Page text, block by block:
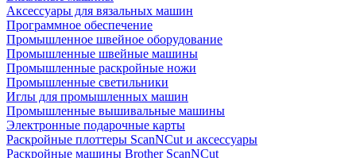
Аксессуары для вязальных машин
Программное обеспечение
Промышленное швейное оборудование
Промышленные швейные машины
Промышленные раскройные ножи
Промышленные светильники
Иглы для промышленных машин
Промышленные вышивальные машины
Электронные подарочные карты
Раскройные плоттеры ScanNCut и аксессуары
Раскройные машины Brother ScanNCut